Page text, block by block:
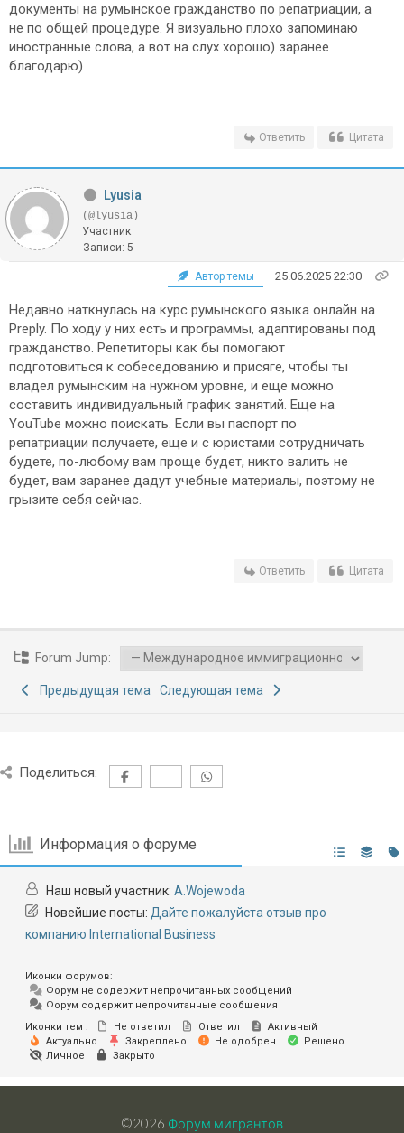
документы на румынское гражданство по репатриации, а
не по общей процедуре. Я визуально плохо запоминаю
иностранные слова, а вот на слух хорошо) заранее
благодарю)
Ответить Цитата
Lyusia
(@lyusia)
Участник
Записи: 5
Автор темы 25.06.2025 22:30
Недавно наткнулась на курс румынского языка онлайн на
Preply. По ходу у них есть и программы, адаптированы под
гражданство. Репетиторы как бы помогают
подготовиться к собеседованию и присяге, чтобы ты
владел румынским на нужном уровне, и еще можно
составить индивидуальный график занятий. Еще на
YouTube можно поискать. Если вы паспорт по
репатриации получаете, еще и с юристами сотрудничать
будете, по-любому вам проще будет, никто валить не
будет, вам заранее дадут учебные материалы, поэтому не
грызите себя сейчас.
Ответить Цитата
Forum Jump:
Предыдущая тема Следующая тема
Поделиться:
Информация о форуме
Наш новый участник: A.Wojewoda
Новейшие посты: Дайте пожалуйста отзыв про
компанию International Business
Иконки форумов:
Форум не содержит непрочитанных сообщений
Форум содержит непрочитанные сообщения
Иконки тем :
Не ответил Ответил
Активный
Актуально
Закреплено Не одобрен
Решено
Личное
Закрыто
©2026 Форум мигрантов